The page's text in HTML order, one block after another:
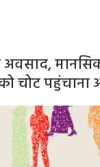
मानसिक
चोट